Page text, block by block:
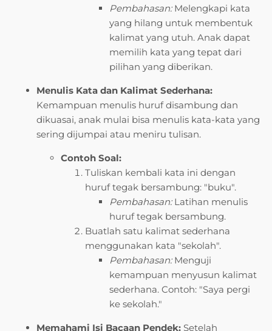
Pembahasan:Melengkapi kata
yang hilang untuk membentuk
kalimat yang utuh. Anak dapat
memilih kata yang tepat dari
pilihan yang diberikan.
Menulis Kata dan Kalimat Sederhana:
Kemampuan menulis huruf disambung dan
dikuasai, anak mulai bisa menulis kata-kata yang
sering dijumpai atau meniru tulisan.
Contoh Soal:
Tuliskan kembali kata ini dengan
huruf tegak bersambung: "buku".
Pembahasan:Latihan menulis
huruf tegak bersambung.
Buatlah satu kalimat sederhana
menggunakan kata "sekolah".
Pembahasan:Menguji
kemampuan menyusun kalimat
sederhana. Contoh: "Saya pergi
ke sekolah."
Memahami Isi Bacaan Pendek: Setelah